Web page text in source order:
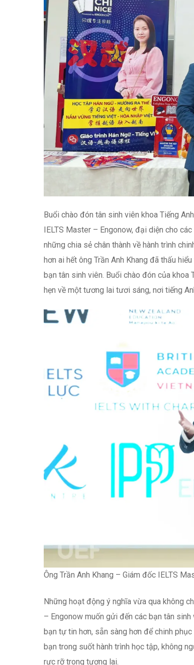
Buổi chào đón tân sinh viên khoa Tiếng
IELTS Master – Engonow, đại diện cho
những chia sẻ chân thành về hành trình
hơn ai hết ông Trần Anh Khang đã thấu
bạn tân sinh viên. Buổi chào đón của
hẹn về một tương lai tươi sáng, nơi tiếng
Ông Trần Anh Khang – Giám đốc IELTS
Những hoạt động ý nghĩa vừa qua không
– Engonow muốn gửi đến các bạn tân sinh
bạn tự tin hơn, sẵn sàng hơn để chinh
bạn trong suốt hành trình học tập, không
rực rỡ trong tương lai.